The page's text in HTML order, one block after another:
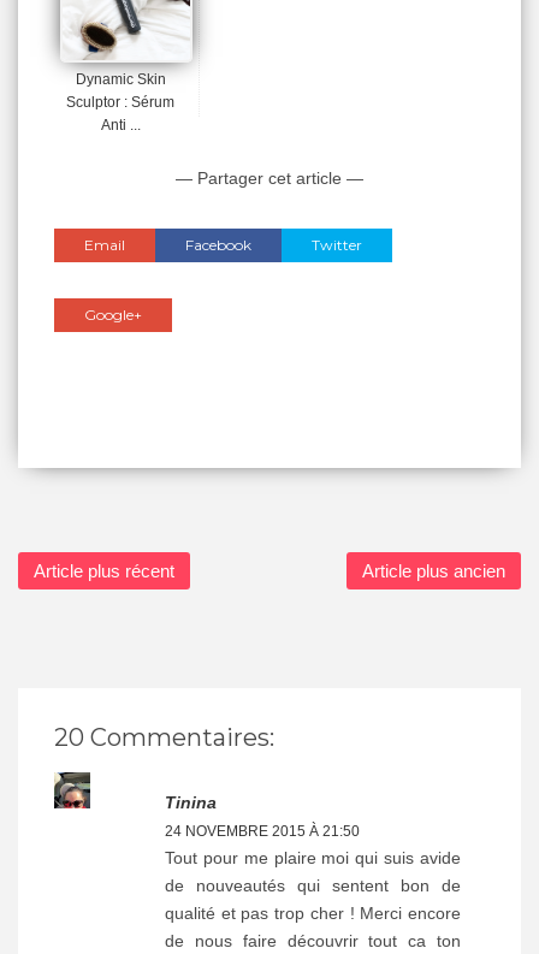
Dynamic Skin
Sculptor : Sérum
Anti ...
— Partager cet article —
Email Facebook Twitter
Google+
Article plus récent Article plus ancien
20 Commentaires:
Tinina
24 NOVEMBRE 2015 À 21:50
Tout pour me plaire moi qui suis avide
de nouveautés qui sentent bon de
qualité et pas trop cher ! Merci encore
de nous faire découvrir tout ca ton